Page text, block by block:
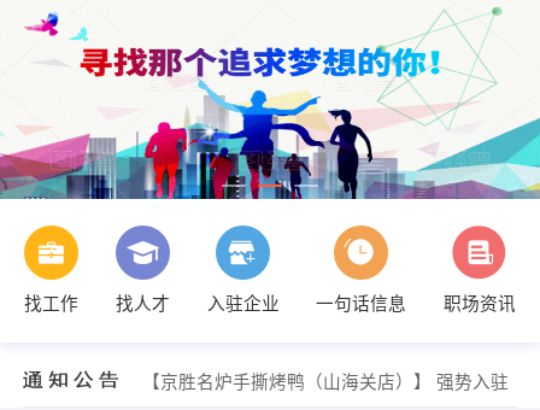
找工作 找人才 入驻企业 一句话信息 职场资讯
发布 [店员，营业员 ] 招聘信息
【京胜名炉手撕烤鸭（山海关店）】 强势入驻